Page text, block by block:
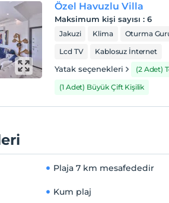
Özel Havuzlu Villa
Maksimum kişi sayısı :6
Jakuzi Klima Oturma
Lcd TV
Kablosuz İnternet
Yatak seçenekleri (2 Adet)
(1 Adet) Büyük Çift Kişilik
Plaja 7 km mesafededir
Kum plaj